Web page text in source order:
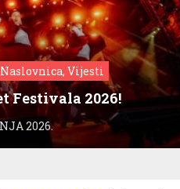
Vijesti
Festivala 2026!
2026.